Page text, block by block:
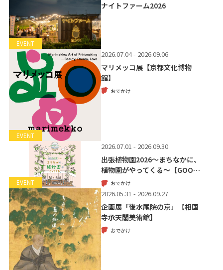
EVENT
ナイトファーム2026
EVENT
2026.07.04 - 2026.09.06
マリメッコ展【京都文化博物
館】
おでかけ
EVENT
2026.07.01 - 2026.09.30
出張植物園2026～まちなかに、
植物園がやってくる～【GOO…
おでかけ
2026.05.31 - 2026.09.27
企画展「後水尾院の京」【相国
寺承天閣美術館】
おでかけ